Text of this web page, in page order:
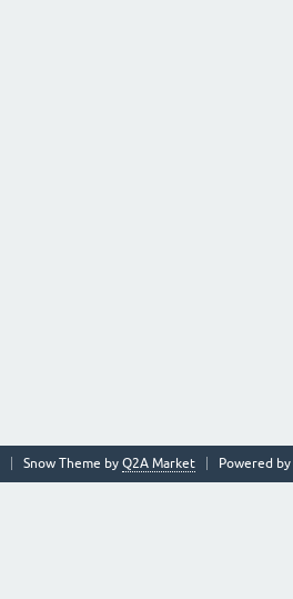
Snow Theme by Q2A Market Powered by